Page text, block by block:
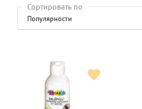
Сортировать по